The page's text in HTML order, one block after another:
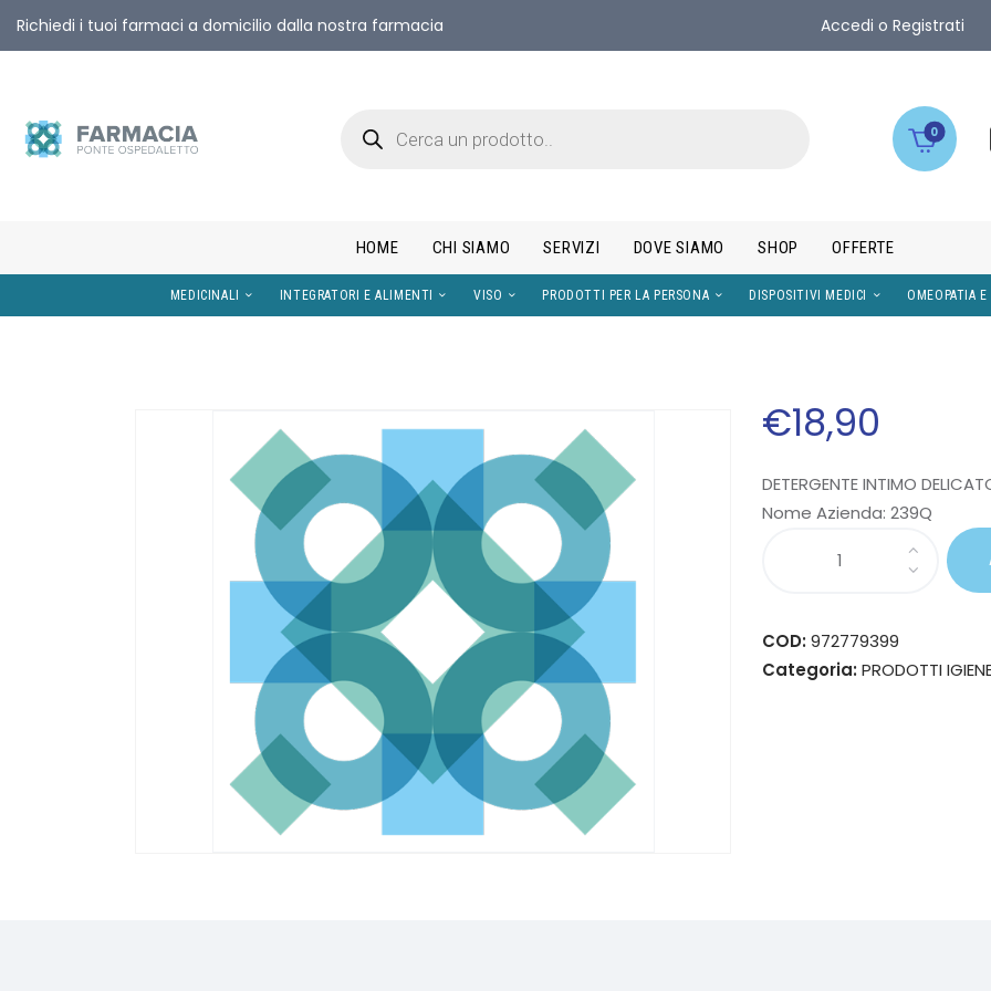
Richiedi i tuoi farmaci a domicilio dalla nostra farmacia Accedi o Registrati
0
HOME CHI SIAMO SERVIZI DOVE SIAMO SHOP OFFERTE
€18,90
DETERGENTE INTIMO
Nome Azienda:239Q
COD:972779399
Categoria:PRODOTTI